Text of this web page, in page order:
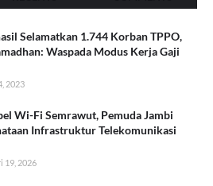
Selamatkan 1.744 Korban TPPO,
Waspada Modus Kerja Gaji
2023
Wi-Fi Semrawut, Pemuda Jambi
Infrastruktur Telekomunikasi
19, 2026